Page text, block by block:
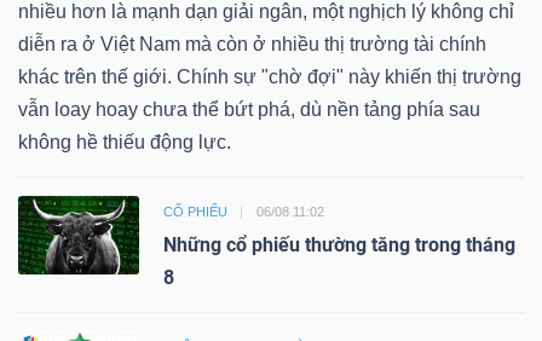
nhiều hơn là mạnh dạn giải ngân, một nghịch lý không chỉ
diễn ra ở Việt Nam mà còn ở nhiều thị trường tài chính
khác trên thế giới. Chính sự "chờ đợi" này khiến thị trường
vẫn loay hoay chưa thể bứt phá, dù nền tảng phía sau
không hề thiếu động lực.
CỔ PHIẾU 06/08 11:02
Những cổ phiếu thường tăng trong tháng
8